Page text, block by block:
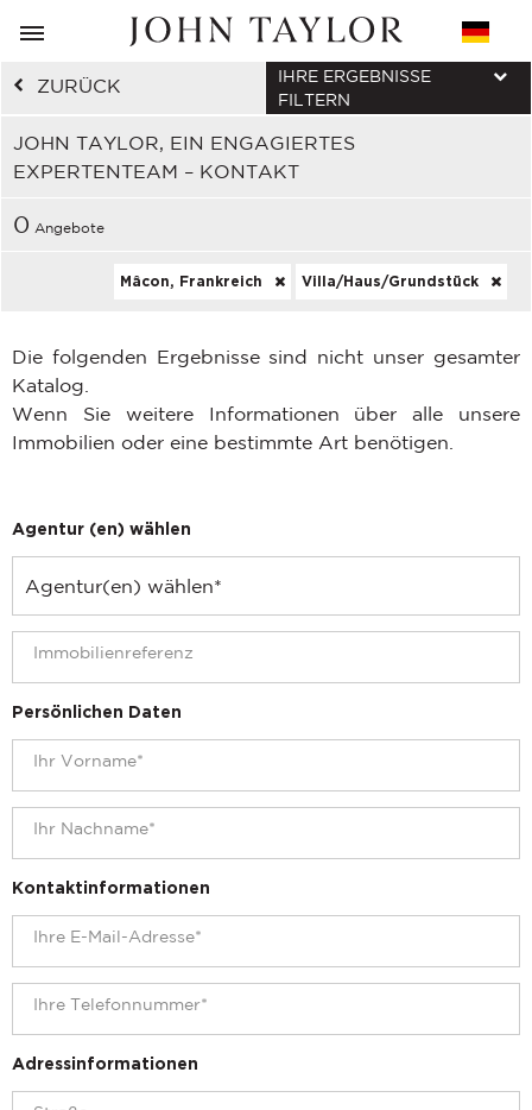
ZURÜCK
JOHN TAYLOR, EIN ENGAGIERTES
EXPERTENTEAM – KONTAKT
IHRE ERGEBNISSE
FILTERN
0 Angebote
Mâcon, Frankreich Villa/Haus/Grundstück
Die folgenden Ergebnisse sind nicht unser gesamter
Katalog.
Wenn Sie weitere Informationen über alle unsere
Immobilien oder eine bestimmte Art benötigen.
Agentur (en) wählen
Persönlichen Daten
Kontaktinformationen
Adressinformationen